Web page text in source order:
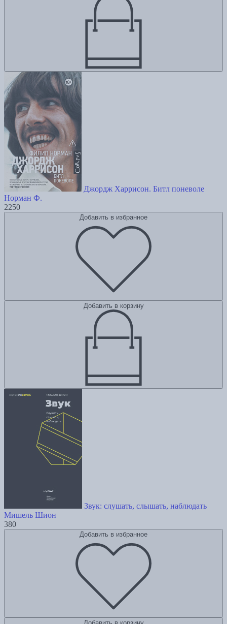
Джордж Харрисон. Битл поневоле
Норман Ф.
2250
Добавить в избранное
Добавить в корзину
Звук: слушать, слышать, наблюдать
Мишель Шион
380
Добавить в избранное